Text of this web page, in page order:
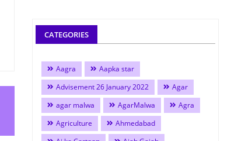
CATEGORIES
Aagra
Aapka star
Advisement 26 January 2022
Agar
agar malwa
AgarMalwa
Agra
Agriculture
Ahmedabad